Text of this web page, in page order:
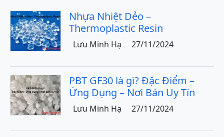
Nhựa Nhiệt Dẻo –
Thermoplastic Resin
Lưu Minh Hạ 27/11/2024
PBT GF30 là gì? Đặc Điểm –
Ứng Dụng – Nơi Bán Uy Tín
Lưu Minh Hạ 27/11/2024